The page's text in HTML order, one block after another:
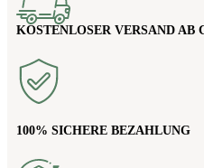
können
KOSTENLOSER VERSAND AB
100% SICHERE BEZAHLUNG